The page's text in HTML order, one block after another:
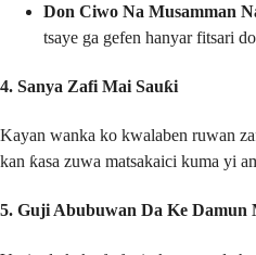
Don Ciwo Na Musamman
tsaye ga gefen hanyar fitsari
4. Sanya Zafi Mai Sauƙi
Kayan wanka ko kwalaben ruwan
kan ƙasa zuwa matsakaici kuma yi
5. Guji Abubuwan Da Ke Damun